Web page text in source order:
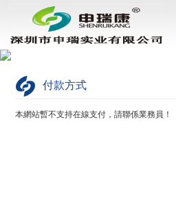
付款方式
本網站暫不支持在線支付，請聯係業務員！